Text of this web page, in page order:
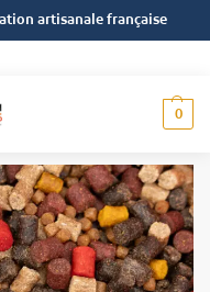
artisanale française
0